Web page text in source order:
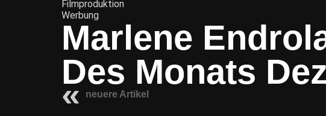
Filmproduktion
Werbung
Marlene
Des Monats
neuere Artikel